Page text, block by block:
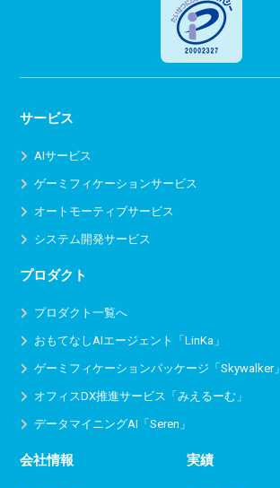
サービス
AIサービス
ゲーミフィケーションサービス
オートモーティブサービス
システム開発サービス
プロダクト
プロダクト一覧へ
おもてなしAIエージェント「LinKa」
ゲーミフィケーションパッケージ「Skywalker」
オフィスDX推進サービス 「みえるーむ」
データマイニングAI「Seren」
会社情報 実績